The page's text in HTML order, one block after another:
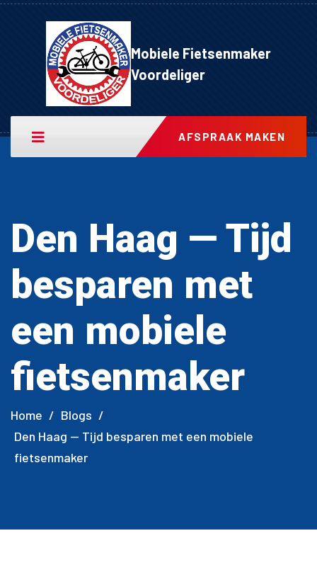
Mobiele Fietsenmaker
Voordeliger
AFSPRAAK MAKEN
Den Haag — Tijd
besparen met
een mobiele
fietsenmaker
Home / Blogs /
Den Haag — Tijd besparen met een mobiele
fietsenmaker